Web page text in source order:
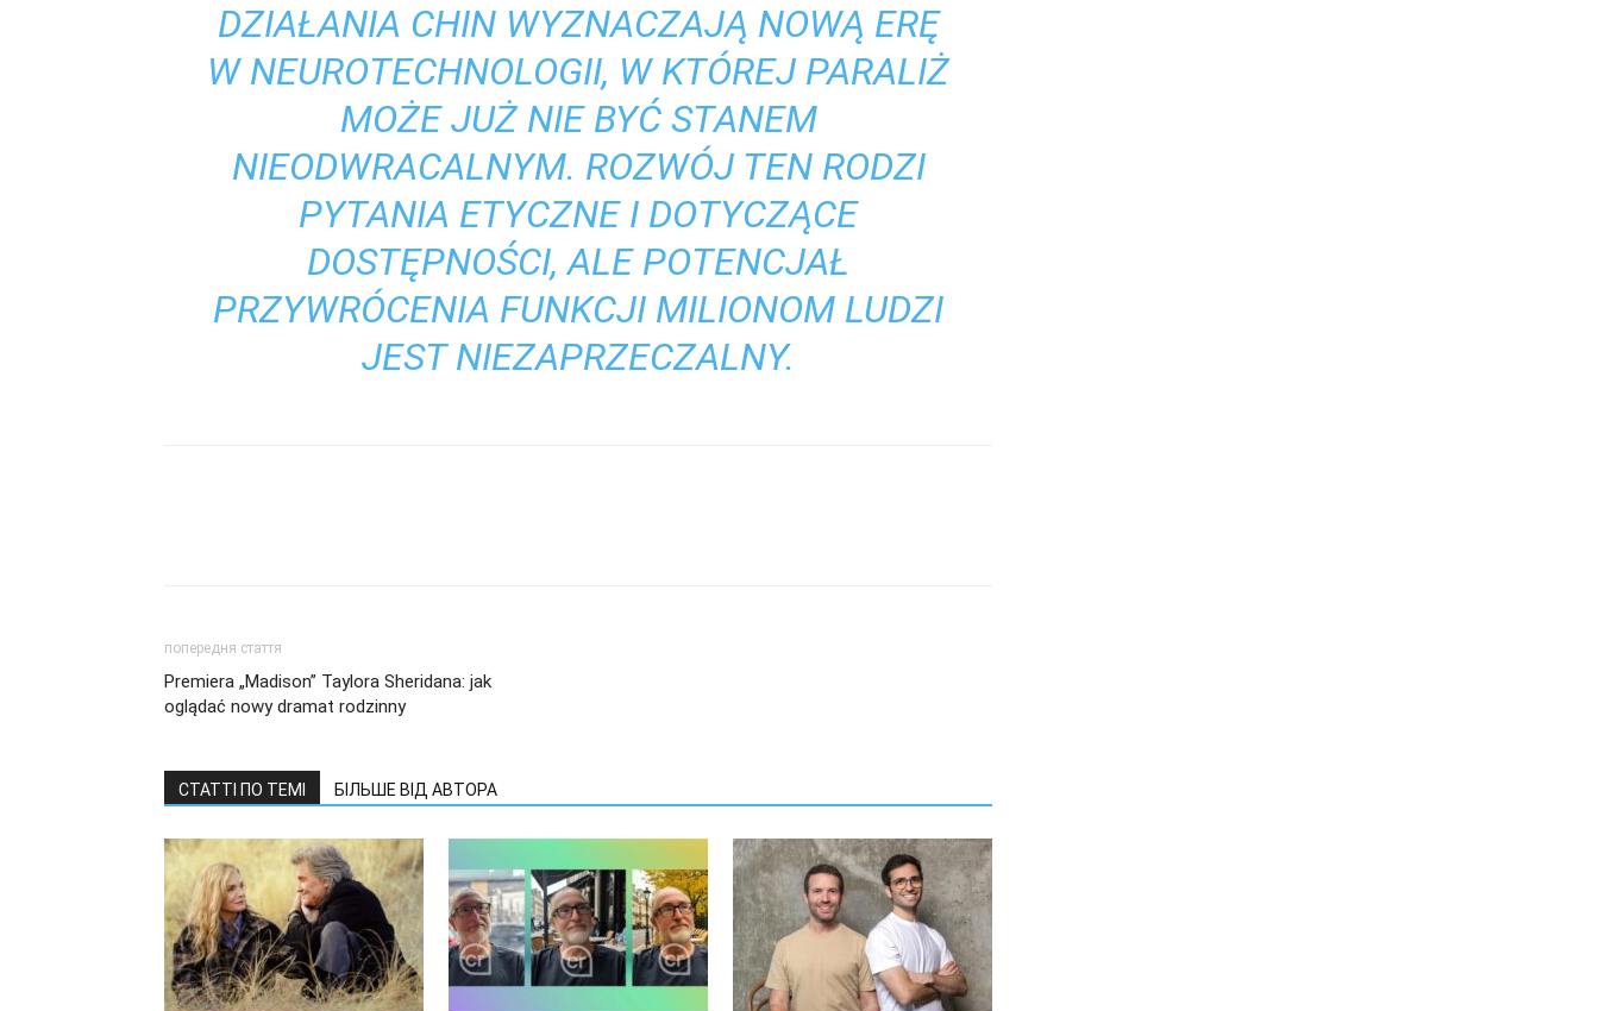
DZIAŁANIA CHIN WYZNACZAJĄ NOWĄ ERĘ
W NEUROTECHNOLOGII, W KTÓREJ PARALIŻ
MOŻE JUŻ NIE BYĆ STANEM
NIEODWRACALNYM. ROZWÓJ TEN RODZI
PYTANIA ETYCZNE I DOTYCZĄCE
DOSTĘPNOŚCI, ALE POTENCJAŁ
PRZYWRÓCENIA FUNKCJI MILIONOM LUDZI
JEST NIEZAPRZECZALNY.
попередня стаття
Premiera „Madison” Taylora Sheridana: jak
oglądać nowy dramat rodzinny
СТАТТІ ПО ТЕМІ БІЛЬШЕ ВІД АВТОРА